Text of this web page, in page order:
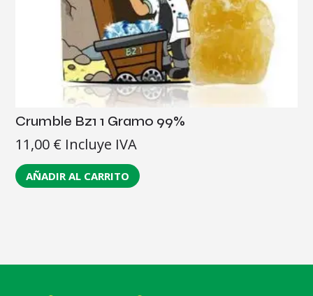
Crumble Bz1 1 Gramo 99%
11,00 € Incluye IVA
AÑADIR AL CARRITO